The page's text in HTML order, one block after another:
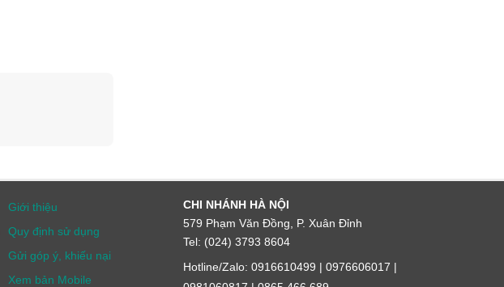
Giới thiệu
Quy định sử dụng
Gửi góp ý, khiếu nại
Xem bản Mobile
CHI NHÁNH HÀ NỘI
579 Phạm Văn Đồng, P. Xuân Đỉnh
Tel: (024) 3793 8604
Hotline/Zalo: 0916610499 | 0976606017 |